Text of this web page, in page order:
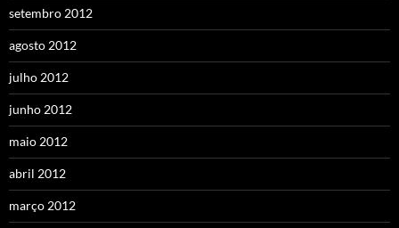
setembro 2012
agosto 2012
julho 2012
junho 2012
maio 2012
abril 2012
março 2012